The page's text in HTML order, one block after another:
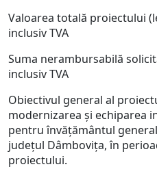
Valoarea totală proiectului
inclusiv TVA
Suma nerambursabilă
inclusiv TVA
Obiectivul general al
modernizarea și echiparea
pentru învățământul
județul Dâmbovița, în
proiectului.